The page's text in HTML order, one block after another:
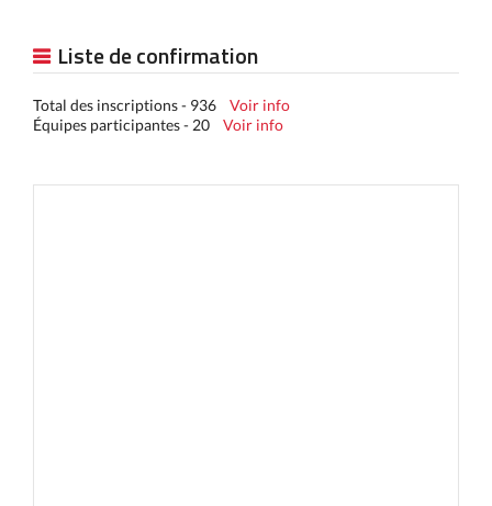
Liste de confirmation
Total des inscriptions - 936 Voir info
Équipes participantes - 20 Voir info